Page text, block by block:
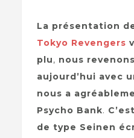
La présentation
Tokyo Revengers
plu, nous
aujourd’hui avec
nous a
Psycho Bank.
de type Seinen